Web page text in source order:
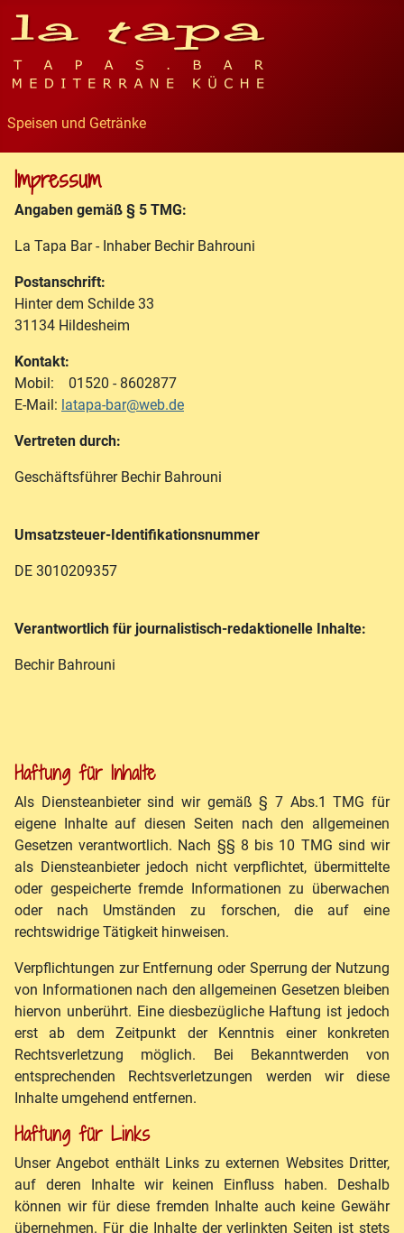
Speisen und Getränke
Impressum
Angaben gemäß § 5 TMG:
La Tapa Bar - Inhaber Bechir Bahrouni
Postanschrift:
Hinter dem Schilde 33
31134 Hildesheim
Kontakt:
Mobil: 01520 - 8602877
E-Mail: latapa-bar@web.de
Vertreten durch:
Geschäftsführer Bechir Bahrouni
Umsatzsteuer-Identifikationsnummer
DE 3010209357
Verantwortlich für journalistisch-redaktionelle Inhalte:
Bechir Bahrouni
Haftung für Inhalte
Als Diensteanbieter sind wir gemäß § 7 Abs.1 TMG für
eigene Inhalte auf diesen Seiten nach den allgemeinen
Gesetzen verantwortlich. Nach §§ 8 bis 10 TMG sind wir
als Diensteanbieter jedoch nicht verpflichtet, übermittelte
oder gespeicherte fremde Informationen zu überwachen
oder nach Umständen zu forschen, die auf eine
rechtswidrige Tätigkeit hinweisen.
Verpflichtungen zur Entfernung oder Sperrung der Nutzung
von Informationen nach den allgemeinen Gesetzen bleiben
hiervon unberührt. Eine diesbezügliche Haftung ist jedoch
erst ab dem Zeitpunkt der Kenntnis einer konkreten
Rechtsverletzung möglich. Bei Bekanntwerden von
entsprechenden Rechtsverletzungen werden wir diese
Inhalte umgehend entfernen.
Haftung für Links
Unser Angebot enthält Links zu externen Websites Dritter,
auf deren Inhalte wir keinen Einfluss haben. Deshalb
können wir für diese fremden Inhalte auch keine Gewähr
übernehmen. Für die Inhalte der verlinkten Seiten ist stets